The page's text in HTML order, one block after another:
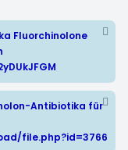
Fluorchinolone
Antibiotika für
file.php?id=3766